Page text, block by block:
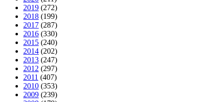
2019 (272)
2018 (199)
2017 (287)
2016 (330)
2015 (240)
2014 (202)
2013 (247)
2012 (297)
2011 (407)
2010 (353)
2009 (239)